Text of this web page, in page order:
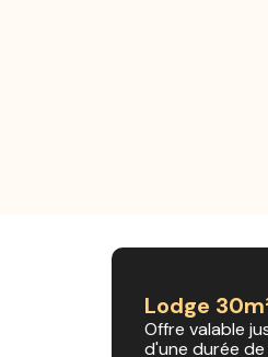
Lodge
Offre valable
d'une durée